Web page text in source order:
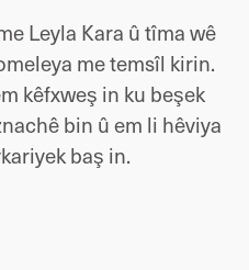
Leyla Kara û tîma wê
me temsîl kirin.
kêfxweş in ku beşek
bin û em li hêviya
baş in.